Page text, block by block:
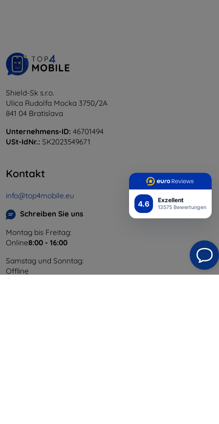
4.6 Exzellent
13575 Bewertungen
Shield-Sk s.r.o.
Ulica Rudolfa Mocka 3750/2A
841 04 Bratislava
Unternehmens-ID: 46701494
USt-IdNr.: SK2023549671
Kontakt
info@top4mobile.eu
Schreiben Sie uns
Montag bis Freitag:
Online8:00 - 16:00
Samstag und Sonntag:
Offline